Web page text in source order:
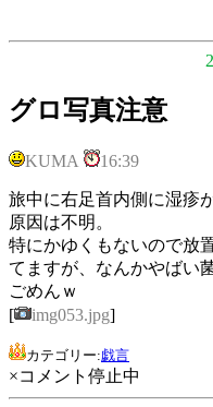
グロ写真注意
KUMA 16:39
旅中に右足首内側に湿疹
原因は不明。
特にかゆくもないので放
てますが、なんかやばい
ごめんｗ
[
img053.jpg]
カテゴリー:戯言
×コメント停止中